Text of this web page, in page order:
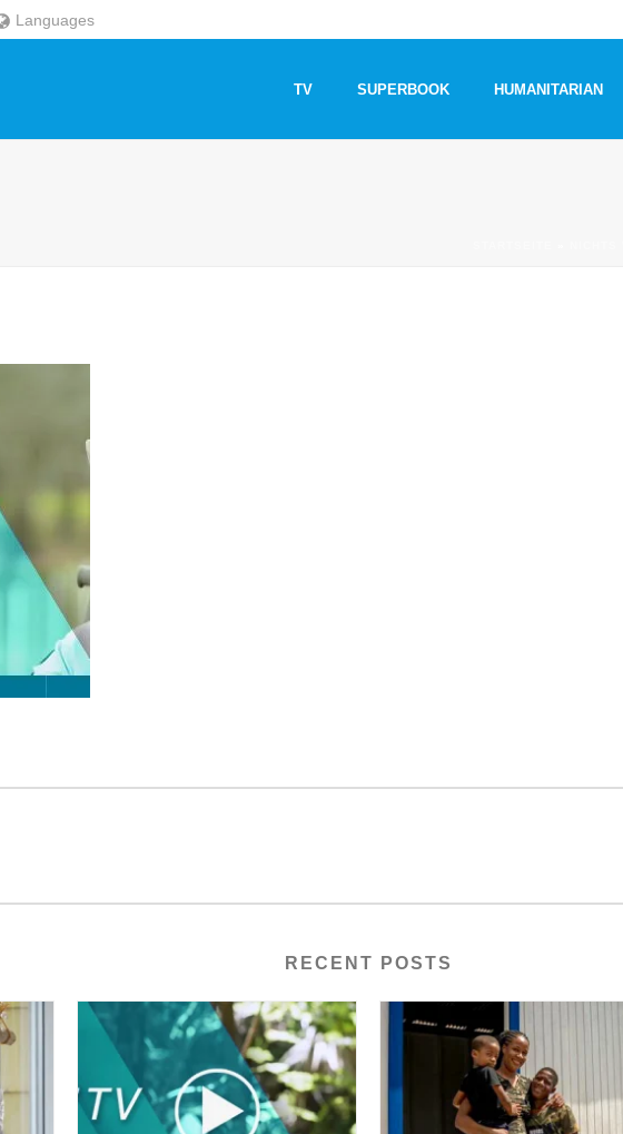
Languages
TV SUPERBOOK HUMANITARIAN
RECENT POSTS